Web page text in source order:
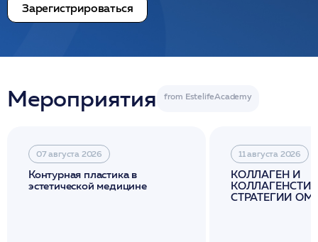
Зарегистрироваться
Мероприятия
07 августа 2026
Контурная пластика в
эстетической медицине
11 августа 2026
КОЛЛАГЕН И
СТРАТЕГИИ